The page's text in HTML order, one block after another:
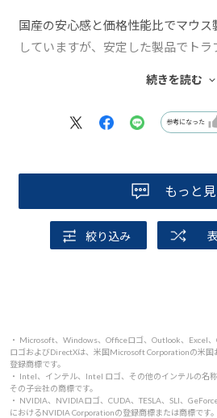
国産の安心感と価格性能比でマウス
していますが、安定した製品でトラ
続きを読む
参考になった
もっと
絞り込み
・ Microsoft、Windows、Officeロゴ、Outlook、Excel
ロゴおよびDirectXは、米国Microsoft Corporationの米
登録商標です。
・ Intel、インテル、Intel ロゴ、その他のインテルの名
その子会社の商標です。
・ NVIDIA、NVIDIAロゴ、CUDA、TESLA、SLI、
におけるNVIDIA Corporationの登録商標または商標です。